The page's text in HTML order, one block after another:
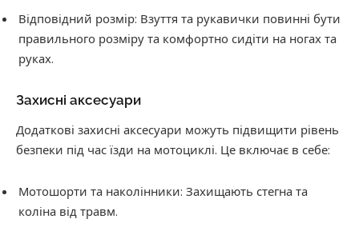
Відповідний розмір: Взуття та рукавички повинні бути
правильного розміру та комфортно сидіти на ногах та
руках.
Захисні аксесуари
Додаткові захисні аксесуари можуть підвищити рівень
безпеки під час їзди на мотоциклі. Це включає в себе:
Мотошорти та наколінники: Захищають стегна та
коліна від травм.